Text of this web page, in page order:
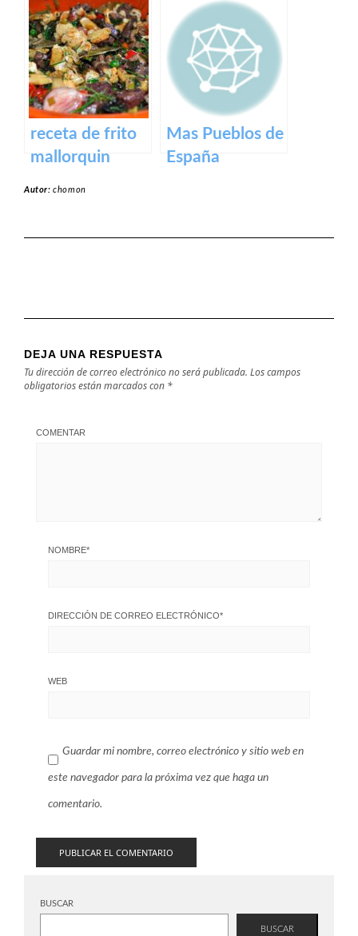
receta de frito
mallorquin
Mas Pueblos de
España
Autor:chomon
DEJA UNA RESPUESTA
Tu dirección de correo electrónico no será publicada. Los campos
obligatorios están marcados con *
COMENTAR
NOMBRE*
DIRECCIÓN DE CORREO ELECTRÓNICO*
WEB
Guardar mi nombre, correo electrónico y sitio web en
este navegador para la próxima vez que haga un
comentario.
BUSCAR
BUSCAR